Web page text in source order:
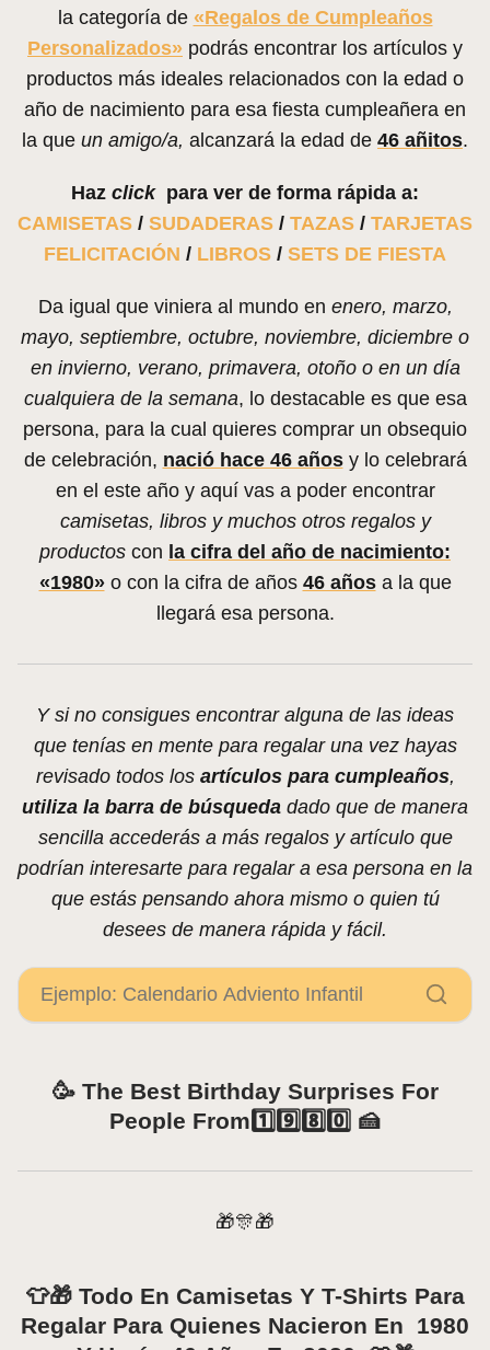
la categoría de «Regalos de Cumpleaños
Personalizados» podrás encontrar los artículos y
productos más ideales relacionados con la edad o
año de nacimiento para esa fiesta cumpleañera en
la que un amigo/a, alcanzará la edad de 46 añitos.
Haz click para ver de forma rápida a:
CAMISETAS / SUDADERAS / TAZAS / TARJETAS
FELICITACIÓN / LIBROS / SETS DE FIESTA
Da igual que viniera al mundo en enero, marzo,
mayo, septiembre, octubre, noviembre, diciembre o
en invierno, verano, primavera, otoño o en un día
cualquiera de la semana, lo destacable es que esa
persona, para la cual quieres comprar un obsequio
de celebración, nació hace 46 añosy lo celebrará
en el este año y aquí vas a poder encontrar
camisetas, libros y muchos otros regalos y
productos con la cifra del año de nacimiento:
«1980»o con la cifra de años 46 añosa la que
llegará esa persona.
Y si no consigues encontrar alguna de las ideas
que tenías en mente para regalar una vez hayas
revisado todos los artículos para cumpleaños,
utiliza la barra de búsqueda dado que de manera
sencilla accederás a más regalos y artículo que
podrían interesarte para regalar a esa persona en la
que estás pensando ahora mismo o quien tú
desees de manera rápida y fácil.
🥳 The Best Birthday Surprises For
People From1️⃣9️⃣8️⃣0️⃣ 🍰
🎁🎊🎁
👕🎁 Todo En Camisetas Y T-Shirts Para
Regalar Para Quienes Nacieron En 1980